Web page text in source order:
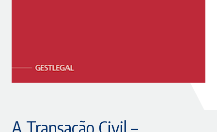
A Transação Civil –